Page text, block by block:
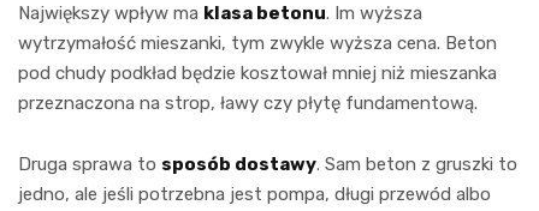
Największy wpływ ma klasa betonu. Im wyższa
wytrzymałość mieszanki, tym zwykle wyższa cena. Beton
pod chudy podkład będzie kosztował mniej niż mieszanka
przeznaczona na strop, ławy czy płytę fundamentową.
Druga sprawa to sposób dostawy. Sam beton z gruszki to
jedno, ale jeśli potrzebna jest pompa, długi przewód albo